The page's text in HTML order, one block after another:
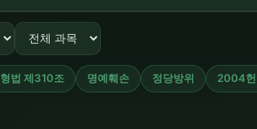
형법 제310조 명예훼손 정당방위 2004헌